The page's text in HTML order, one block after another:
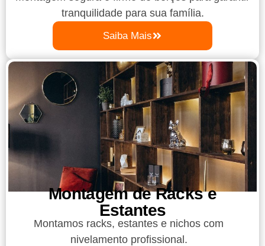
tranquilidade para sua família.
Saiba Mais
Montagem de Racks e
Estantes
Montamos racks, estantes e nichos com
nivelamento profissional.